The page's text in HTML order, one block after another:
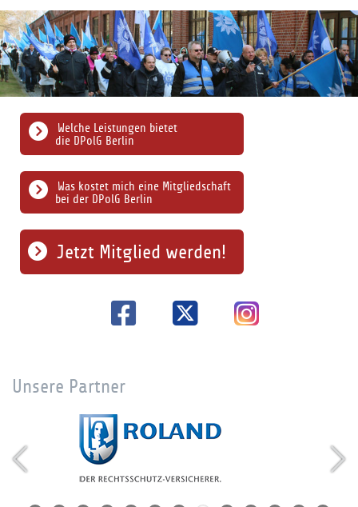
Was kostet mich eine Mitgliedschaft
bei der DPolG Berlin
Welche Leistungen bietet
die DPolG Berlin
Jetzt Mitglied werden!
Unsere Partner